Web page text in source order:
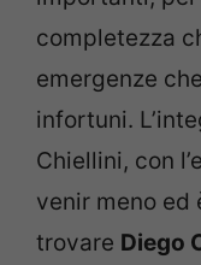
completezza
emergenze
infortuni.
Chiellini, con
venir meno ed
trovare Diego